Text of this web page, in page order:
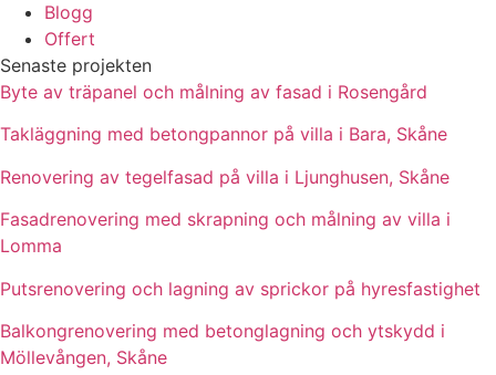
Blogg
Offert
Senaste projekten
Byte av träpanel och målning av fasad i Rosengård
Takläggning med betongpannor på villa i Bara, Skåne
Renovering av tegelfasad på villa i Ljunghusen, Skåne
Fasadrenovering med skrapning och målning av villa i
Lomma
Putsrenovering och lagning av sprickor på hyresfastighet
Balkongrenovering med betonglagning och ytskydd i
Möllevången, Skåne